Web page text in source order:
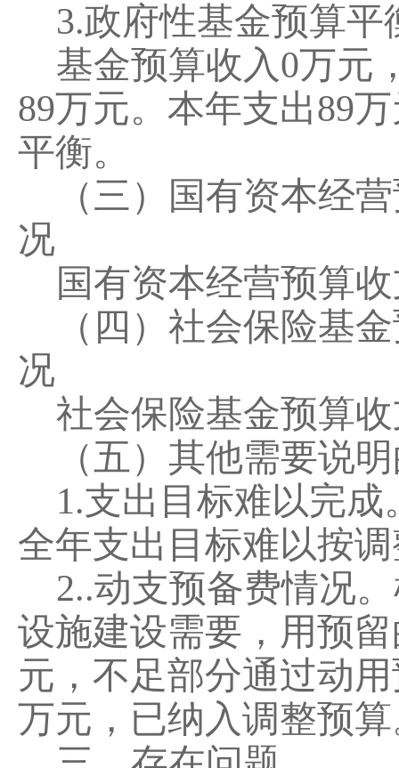
3.政府性基金预算平
基金预算收入0万元
89万元。本年支出89
平衡。
（三）国有资本经
况
国有资本经营预算收
（四）社会保险基
况
社会保险基金预算
（五） 其他需要说
1.支出目标难以完成
全年支出目标难以按
2..动支预备费情况
设施建设需要， 用预
元，不足部分通过动
万元，已纳入调整预